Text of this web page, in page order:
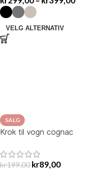
VELG ALTERNATIV
SALG
Krok til vogn cognac
kr199,00 kr89,00